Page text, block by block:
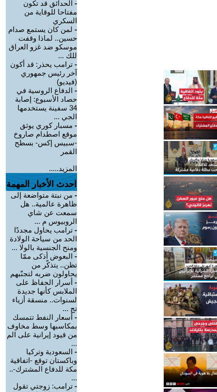
- الحدائق قد تكون
مفتاحا للوقاية من
السكري
- لمن كان يستمع صدام
حسين.. لماذا وقفت
موسكو ضد غزو العراق
للك ...
- ترامب يحذر: قد أكون
آخر رئيس جمهوري
(فيديو)
- الدفاع الروسية في
حصاد الأسبوع: إصابة
34 سفينة يستخدمها
الجي ...
- مسبار كوري يوثق
موقع اصطدام صاروخ
-سبيس إكس- بسطح
القمر
المزيد.....
احدث الأخبار المهمة
- من نبتة متواضعة إلى
ظاهرة عالمية.. هل
سمعت عن شاي
الروبيوس م ...
- ترامب يحاول مجددًا
الحد من سياحة الولادة
ومنح الجنسية بالولا ...
- البعوض أذكى ممّا
تظن.. يتذكّر من
يحاولون ضربه لتجنّبهم
- أسرار الحفاظ على
الملابس كأنها جديدة
لسنوات.. منسقة أزياء
تج ...
- أسعار النفط تتمسك
بمكاسبها وسط مخاوف
من قيود إيرانية على الم
...
- السعودية وتركيا
وباكستان توقع -اتفاقية
مكة للدفاع المشترك-..
...
- ترامب: زوجتي تقول